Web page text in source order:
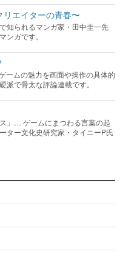
エイターの青春〜
知られるマンガ家・田中圭一先
ンガです。
ームの魅力を画面や操作の具体的
派で骨太な評論連載です。
」… ゲームにまつわる言葉の起
ター文化史研究家・タイニーP氏